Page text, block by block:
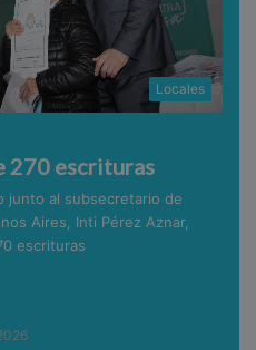
Locales
270 escrituras
junto al subsecretario de
Aires, Inti Pérez Aznar,
escrituras